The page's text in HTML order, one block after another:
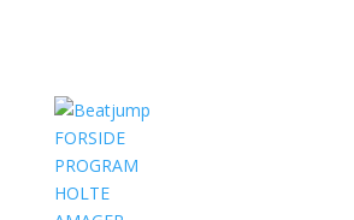
FORSIDE
PROGRAM
HOLTE